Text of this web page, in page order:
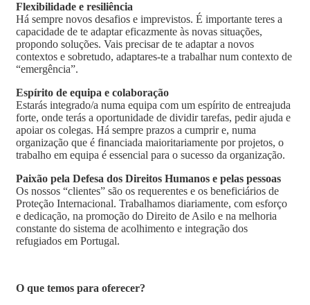
Flexibilidade e resiliência
Há sempre novos desafios e imprevistos. É importante teres a
capacidade de te adaptar eficazmente às novas situações,
propondo soluções. Vais precisar de te adaptar a novos
contextos e sobretudo, adaptares-te a trabalhar num contexto de
“emergência”.
Espírito de equipa e colaboração
Estarás integrado/a numa equipa com um espírito de entreajuda
forte, onde terás a oportunidade de dividir tarefas, pedir ajuda e
apoiar os colegas. Há sempre prazos a cumprir e, numa
organização que é financiada maioritariamente por projetos, o
trabalho em equipa é essencial para o sucesso da organização.
Paixão pela Defesa dos Direitos Humanos e pelas pessoas
Os nossos “clientes” são os requerentes e os beneficiários de
Proteção Internacional. Trabalhamos diariamente, com esforço
e dedicação, na promoção do Direito de Asilo e na melhoria
constante do sistema de acolhimento e integração dos
refugiados em Portugal.
O que temos para oferecer?